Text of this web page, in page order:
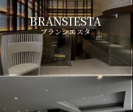
BRANSIESTA
ブランシエスタ